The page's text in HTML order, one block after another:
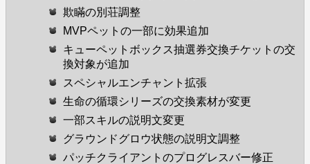
欺瞞の別荘調整
MVPペットの一部に効果追加
キューペットボックス抽選券交換チケットの交
換対象が追加
スペシャルエンチャント拡張
生命の循環シリーズの交換素材が変更
一部スキルの説明文変更
グラウンドグロウ状態の説明文調整
パッチクライアントのプログレスバー修正